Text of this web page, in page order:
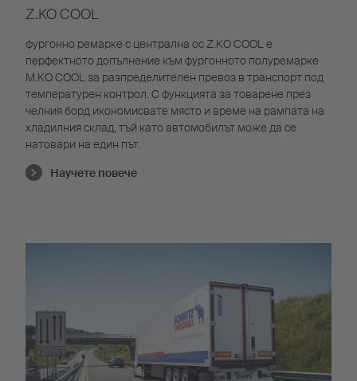
Z.KO COOL
фургонно ремарке с централна ос Z.KO COOL е
перфектното допълнение към фургонното полуремарке
M.KO COOL за разпределителен превоз в транспорт под
температурен контрол. С функцията за товарене през
челния борд икономисвате място и време на рампата на
хладилния склад, тъй като автомобилът може да се
натовари на един път.
Научете повече